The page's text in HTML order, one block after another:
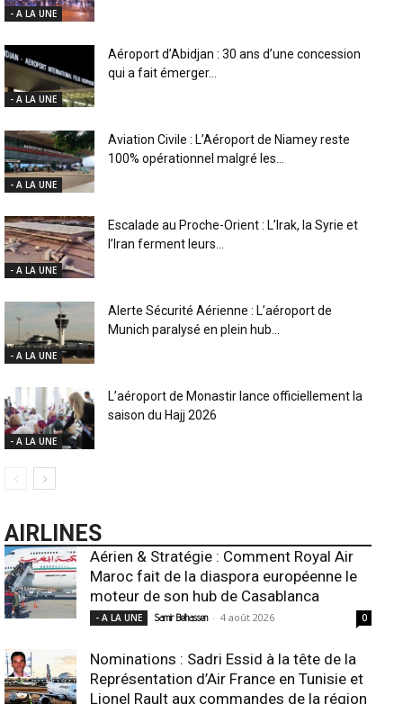
- A LA UNE
- A LA UNE
Aéroport d’Abidjan : 30 ans d’une concession
qui a fait émerger...
- A LA UNE
Aviation Civile : L’Aéroport de Niamey reste
100% opérationnel malgré les...
- A LA UNE
Escalade au Proche-Orient : L’Irak, la Syrie et
l’Iran ferment leurs...
- A LA UNE
Alerte Sécurité Aérienne : L’aéroport de
Munich paralysé en plein hub...
- A LA UNE
L’aéroport de Monastir lance officiellement la
saison du Hajj 2026
AIRLINES
Aérien & Stratégie : Comment Royal Air
Maroc fait de la diaspora européenne le
moteur de son hub de Casablanca
- A LA UNE Samir Belhassen - 4 août 2026 0
Nominations : Sadri Essid à la tête de la
Représentation d’Air France en Tunisie et
Lionel Rault aux commandes de la région